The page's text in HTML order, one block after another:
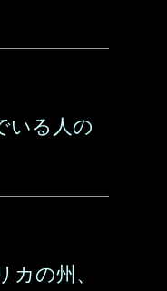
いる人の
カの州、